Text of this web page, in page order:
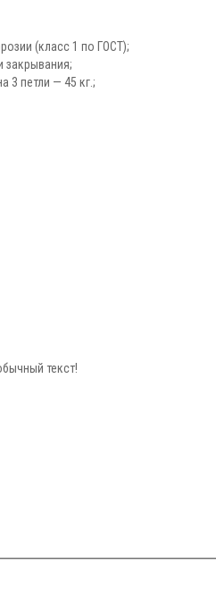
(класс 1 по ГОСТ);
закрывания;
3 петли — 45 кг.;
текст!